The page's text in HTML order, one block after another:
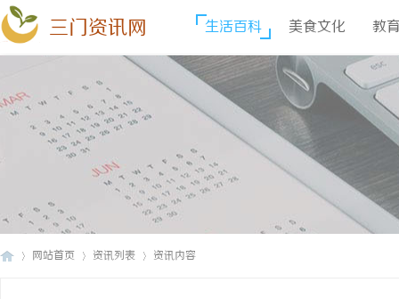
三门资讯网 生活百科 美食文化 教
网站首页 资讯列表 资讯内容